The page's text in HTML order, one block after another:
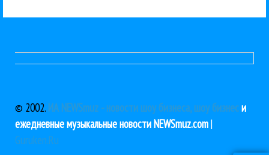
© 2002. ИА NEWSmuz - новости шоу бизнеса, шоу бизнеси
ежедневные музыкальные новости NEWSmuz.com|
Guruken.Ru